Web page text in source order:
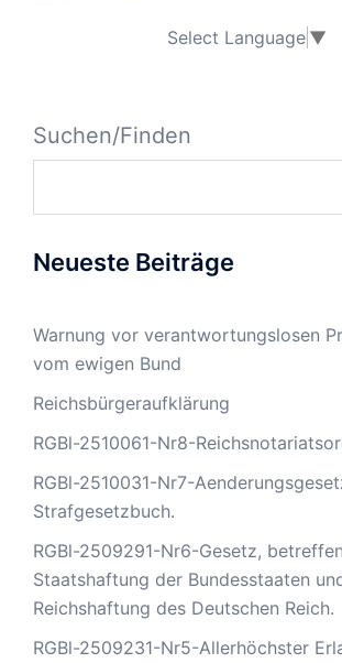
Select Language ▼
Suchen/Finden
Neueste Beiträge
Warnung vor verantwortungslosen
vom ewigen Bund
Reichsbürgeraufklärung
RGBl-2510061-Nr8-
RGBl-2510031-Nr7-
Strafgesetzbuch.
RGBl-2509291-Nr6-Gesetz,
Staatshaftung der Bundesstaaten
Reichshaftung des Deutschen Reich.
RGBl-2509231-Nr5-Allerhöchster